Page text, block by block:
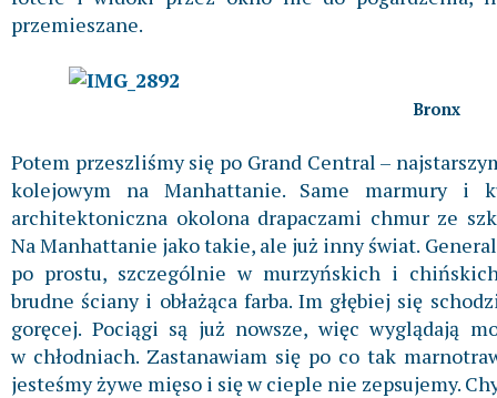
przemieszane.
Bronx
Potem przeszliśmy się po Grand Central –
kolejowym na Manhattanie. Same marmury i
architektoniczna okolona drapaczami chmur ze
Na Manhattanie jako takie, ale już inny świat.
po prostu, szczególnie w murzyńskich i
brudne ściany i obłażąca farba. Im głębiej się
goręcej. Pociągi są już nowsze, więc wyglądają
w chłodniach. Zastanawiam się po co tak
jesteśmy żywe mięso i się w cieple nie zepsujemy.